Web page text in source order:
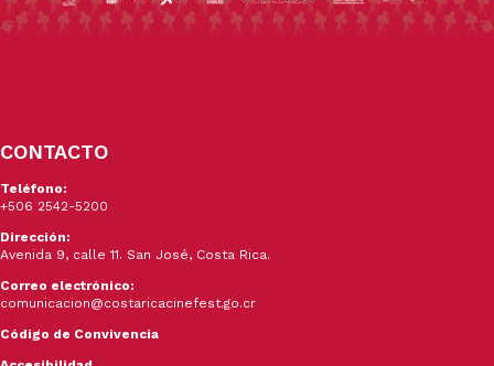
CONTACTO
Teléfono:
+506 2542-5200
Dirección:
Avenida 9, calle 11. San José, Costa Rica.
Correo electrónico:
comunicacion@costaricacinefest.go.cr
Código de Convivencia